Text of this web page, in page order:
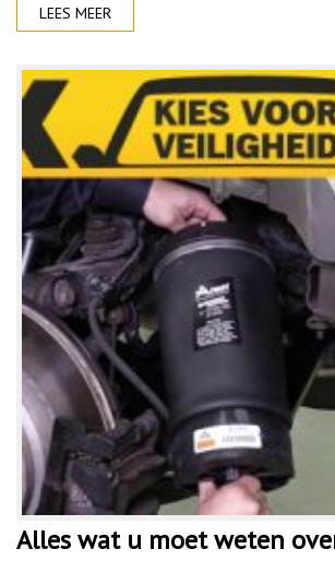
LEES MEER
Alles wat u moet weten